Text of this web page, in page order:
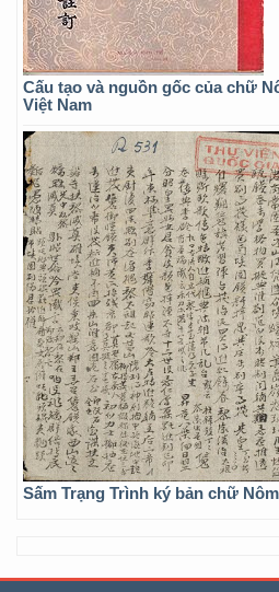
Cấu tạo và nguồn gốc của chữ
Việt Nam
Sấm Trạng Trình ký bản chữ Nôm